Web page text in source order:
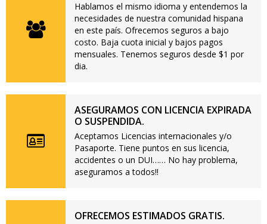
Hablamos el mismo idioma y entendemos la
necesidades de nuestra comunidad hispana
en este país. Ofrecemos seguros a bajo
costo. Baja cuota inicial y bajos pagos
mensuales. Tenemos seguros desde $1 por
dia.
ASEGURAMOS CON LICENCIA EXPIRADA
O SUSPENDIDA.
Aceptamos Licencias internacionales y/o
Pasaporte. Tiene puntos en sus licencia,
accidentes o un DUI…… No hay problema,
aseguramos a todos!!
OFRECEMOS ESTIMADOS GRATIS.